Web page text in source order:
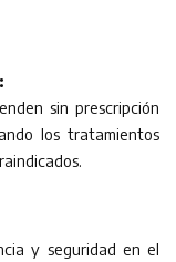
sin prescripción
los tratamientos
y seguridad en el